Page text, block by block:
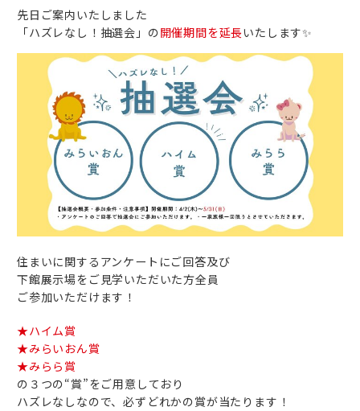
先日ご案内いたしました
「ハズレなし！抽選会」の開催期間を延長いたします✨
住まいに関するアンケートにご回答及び
下館展示場をご見学いただいた方全員
ご参加いただけます！
★ハイム賞
★みらいおん賞
★みらら賞
の３つの“賞”をご用意しており
ハズレなしなので、必ずどれかの賞が当たります！